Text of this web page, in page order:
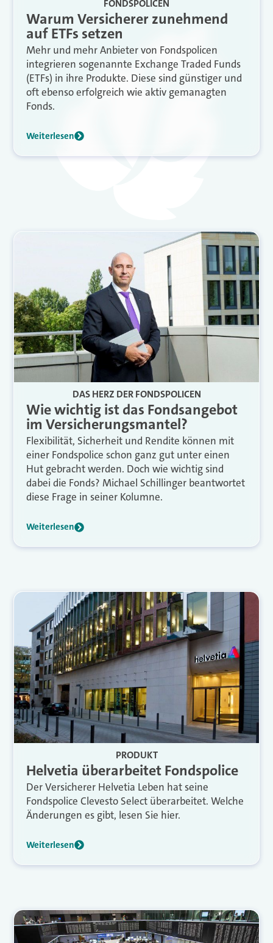
FONDSPOLICEN
Warum Versicherer zunehmend
auf ETFs setzen
Mehr und mehr Anbieter von Fondspolicen
integrieren sogenannte Exchange Traded Funds
(ETFs) in ihre Produkte. Diese sind günstiger und
oft ebenso erfolgreich wie aktiv gemanagten
Fonds.
Weiterlesen
DAS HERZ DER FONDSPOLICEN
Wie wichtig ist das Fondsangebot
im Versicherungsmantel?
Flexibilität, Sicherheit und Rendite können mit
einer Fondspolice schon ganz gut unter einen
Hut gebracht werden. Doch wie wichtig sind
dabei die Fonds? Michael Schillinger beantwortet
diese Frage in seiner Kolumne.
Weiterlesen
PRODUKT
Helvetia überarbeitet Fondspolice
Der Versicherer Helvetia Leben hat seine
Fondspolice Clevesto Select überarbeitet. Welche
Änderungen es gibt, lesen Sie hier.
Weiterlesen